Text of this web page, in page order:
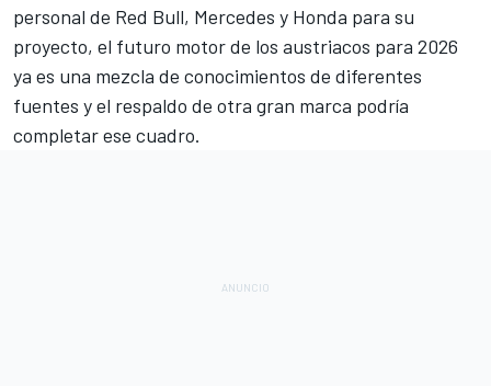
personal de Red Bull, Mercedes y Honda para su
proyecto, el futuro motor de los austriacos para 2026
ya es una mezcla de conocimientos de diferentes
fuentes y el respaldo de otra gran marca podría
completar ese cuadro.